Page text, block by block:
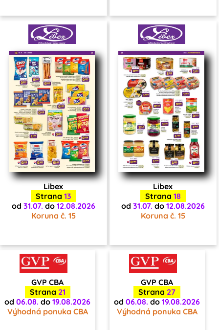
Libex
Strana 13
od 31.07. do 12.08.2026
Koruna č. 15
Libex
Strana 18
od 31.07. do 12.08.2026
Koruna č. 15
GVP CBA
Strana 21
od 06.08. do 19.08.2026
Výhodná ponuka CBA
GVP CBA
Strana 27
od 06.08. do 19.08.2026
Výhodná ponuka CBA